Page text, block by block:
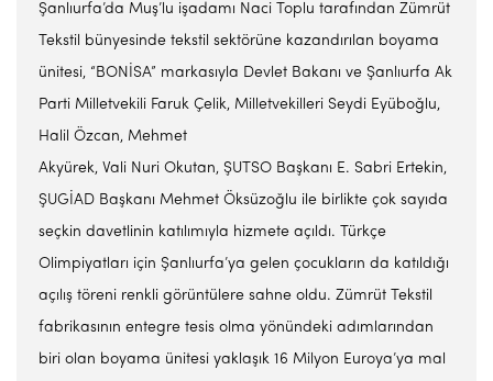
Şanlıurfa’da Muş’lu işadamı Naci Toplu tarafından Zümrüt
Tekstil bünyesinde tekstil sektörüne kazandırılan boyama
ünitesi, “BONİSA” markasıyla Devlet Bakanı ve Şanlıurfa Ak
Parti Milletvekili Faruk Çelik, Milletvekilleri Seydi Eyüboğlu,
Halil Özcan, Mehmet
Akyürek, Vali Nuri Okutan, ŞUTSO Başkanı E. Sabri Ertekin,
ŞUGİAD Başkanı Mehmet Öksüzoğlu ile birlikte çok sayıda
seçkin davetlinin katılımıyla hizmete açıldı. Türkçe
Olimpiyatları için Şanlıurfa’ya gelen çocukların da katıldığı
açılış töreni renkli görüntülere sahne oldu. Zümrüt Tekstil
fabrikasının entegre tesis olma yönündeki adımlarından
biri olan boyama ünitesi yaklaşık 16 Milyon Euroya’ya mal